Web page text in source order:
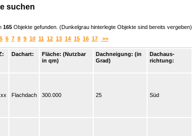
suchen
165 Objekte gefunden. (Dunkelgrau hinterlegte Objekte sind bereits vergeben)
5 6 7 8 9 10 11 12 13 14 15 16 17 >>
Dachart:
Fläche: (Nutzbar
in qm)
Dachneigung: (in
Grad)
Dachaus-
richtung:
Flachdach 300.000 25 Süd